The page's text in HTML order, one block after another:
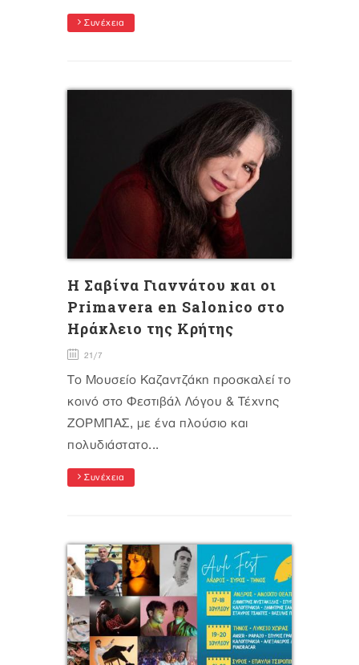
Συνέχεια
Η Σαβίνα Γιαννάτου και οι
Primavera en Salonico στο
Ηράκλειο της Κρήτης
21/7
Το Μουσείο Καζαντζάκη προσκαλεί το
κοινό στο Φεστιβάλ Λόγου & Τέχνης
ΖΟΡΜΠΑΣ, με ένα πλούσιο και
πολυδιάστατο...
Συνέχεια